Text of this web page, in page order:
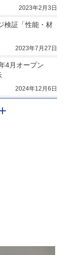
2023年2月3日
検証「性能・材
2023年7月27日
4月オープン
2024年12月6日